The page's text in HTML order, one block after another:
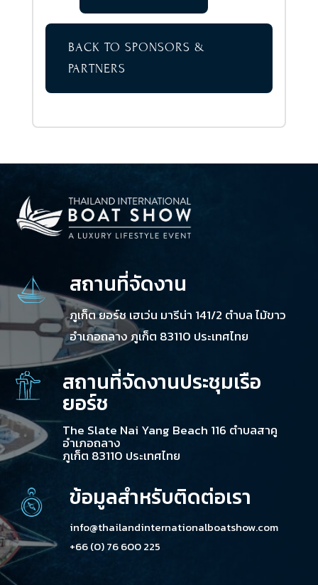
BACK TO SPONSORS &
PARTNERS
สถานที่จัดงาน
ภูเก็ต ยอร์ช เฮเว่น มารีน่า 141/2 ตำบล ไม้ขาว
อำเภอถลาง ภูเก็ต 83110 ประเทศไทย
สถานที่จัดงานประชุมเรือ
ยอร์ช
The Slate Nai Yang Beach 116 ตำบลสาคู
อำเภอถลาง
ภูเก็ต 83110 ประเทศไทย
ข้อมูลสำหรับติดต่อเรา
info@thailandinternationalboatshow.com
+66 (0) 76 600 225